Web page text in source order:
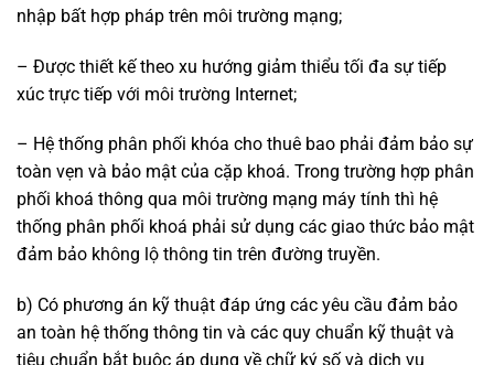
nhập bất hợp pháp trên môi trường mạng;
– Được thiết kế theo xu hướng giảm thiểu tối đa sự tiếp
xúc trực tiếp với môi trường Internet;
– Hệ thống phân phối khóa cho thuê bao phải đảm bảo sự
toàn vẹn và bảo mật của cặp khoá. Trong trường hợp phân
phối khoá thông qua môi trường mạng máy tính thì hệ
thống phân phối khoá phải sử dụng các giao thức bảo mật
đảm bảo không lộ thông tin trên đường truyền.
b) Có phương án kỹ thuật đáp ứng các yêu cầu đảm bảo
an toàn hệ thống thông tin và các quy chuẩn kỹ thuật và
tiêu chuẩn bắt buộc áp dụng về chữ ký số và dịch vụ